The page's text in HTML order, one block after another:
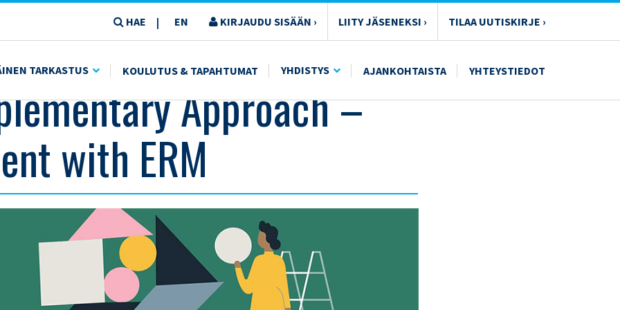
HAE | EN KIRJAUDU SISÄÄN › LIITY JÄSENEKSI › TILAA UUTISKIRJE ›
TARKASTUS KOULUTUS & TAPAHTUMAT YHDISTYS AJANKOHTAISTA YHTEYSTIEDOT
Approach –
with ERM